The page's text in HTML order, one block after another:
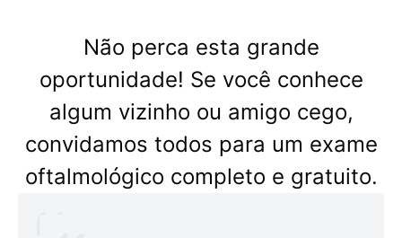
Não perca esta grande
oportunidade! Se você conhece
algum vizinho ou amigo cego,
convidamos todos para um exame
oftalmológico completo e gratuito.